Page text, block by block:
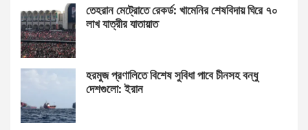
তেহরান মেট্রোতে রেকর্ড: খামেনির শেষবিদায় ঘিরে ৭০
লাখ যাত্রীর যাতায়াত
হরমুজ প্রণালিতে বিশেষ সুবিধা পাবে চীনসহ বন্ধু
দেশগুলো: ইরান